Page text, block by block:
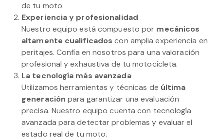
de tu moto.
Experiencia y profesionalidad
Nuestro equipo está compuesto por mecánicos
altamente cualificados con amplia experiencia en
peritajes. Confía en nosotros para una valoración
profesional y exhaustiva de tu motocicleta.
La tecnología más avanzada
Utilizamos herramientas y técnicas de última
generación para garantizar una evaluación
precisa. Nuestro equipo cuenta con tecnología
avanzada para detectar problemas y evaluar el
estado real de tu moto.